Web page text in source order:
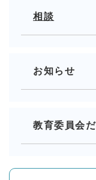
相談
お知らせ
教育委員会